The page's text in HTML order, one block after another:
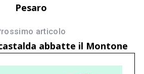
Pesaro
articolo
abbatte il Montone